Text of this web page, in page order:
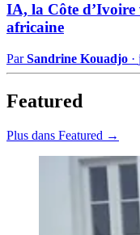
IA, la Côte d’Ivoire
africaine
ParSandrine Kouadjo ·
Featured
Plus dans Featured →